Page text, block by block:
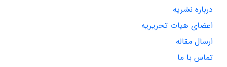
درباره نشریه
اعضای هیات تحریریه
ارسال مقاله
تماس با ما